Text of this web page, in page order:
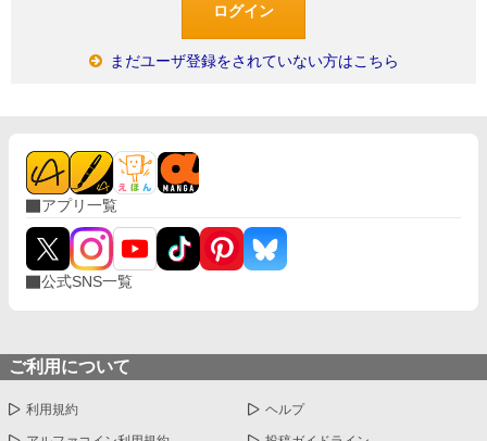
まだユーザ登録をされていない方はこちら
アプリ一覧
公式SNS一覧
ご利用について
利用規約 ヘルプ